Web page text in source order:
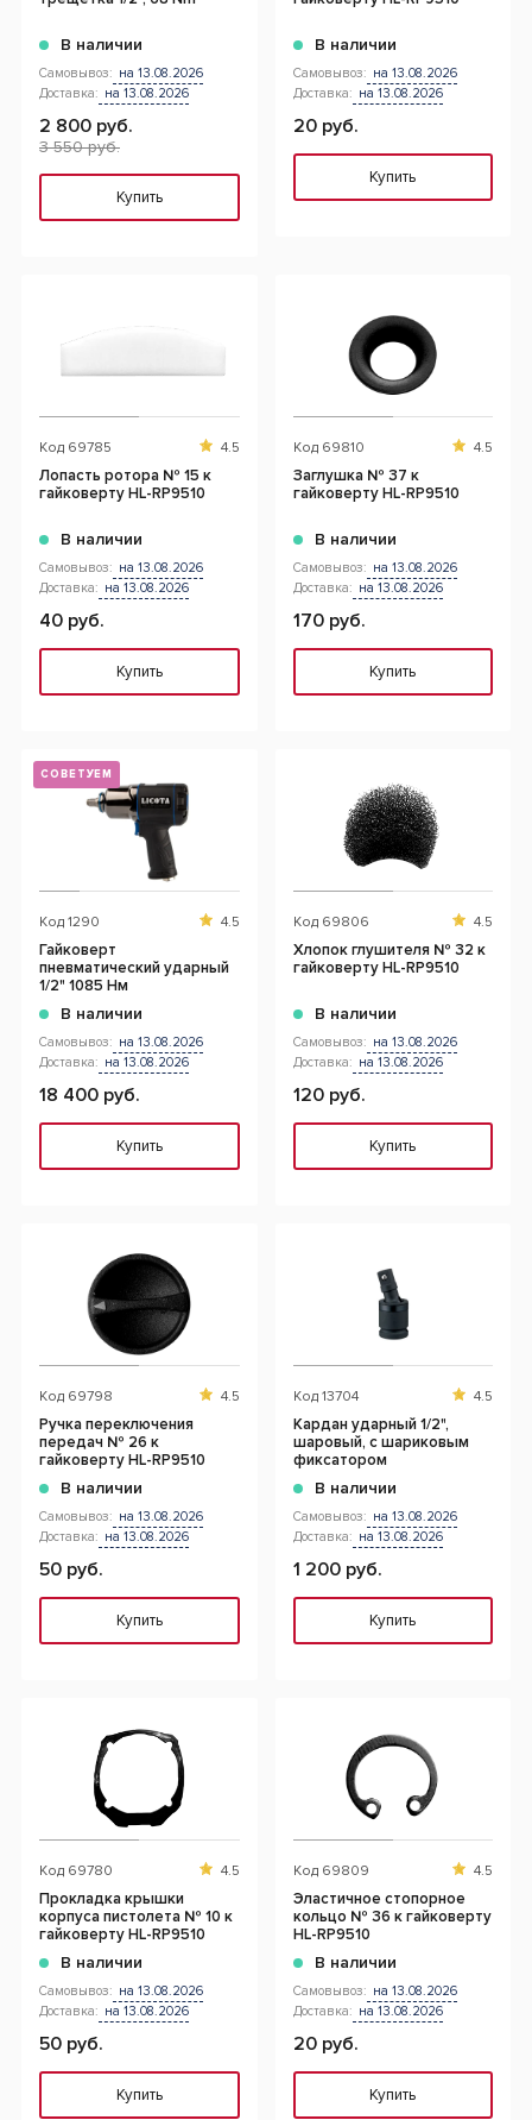
В наличии
Самовывоз: на 13.08.2026
Доставка: на 13.08.2026
2 800 руб.
3 550 руб.
Купить
В наличии
Самовывоз: на 13.08.2026
Доставка: на 13.08.2026
20 руб.
Купить
Код 69785 4.5
Лопасть ротора № 15 к
гайковерту HL-RP9510
В наличии
Самовывоз: на 13.08.2026
Доставка: на 13.08.2026
40 руб.
Купить
Код 69810 4.5
Заглушка № 37 к
гайковерту HL-RP9510
В наличии
Самовывоз: на 13.08.2026
Доставка: на 13.08.2026
170 руб.
Купить
СОВЕТУЕМ
Код 1290 4.5
Гайковерт
пневматический ударный
1/2" 1085 Нм
В наличии
Самовывоз: на 13.08.2026
Доставка: на 13.08.2026
18 400 руб.
Купить
Код 69806 4.5
Хлопок глушителя № 32 к
гайковерту HL-RP9510
В наличии
Самовывоз: на 13.08.2026
Доставка: на 13.08.2026
120 руб.
Купить
Код 69798 4.5
Ручка переключения
передач № 26 к
гайковерту HL-RP9510
В наличии
Самовывоз: на 13.08.2026
Доставка: на 13.08.2026
50 руб.
Купить
Код 13704 4.5
Кардан ударный 1/2",
шаровый, с шариковым
фиксатором
В наличии
Самовывоз: на 13.08.2026
Доставка: на 13.08.2026
1 200 руб.
Купить
Код 69780 4.5
Прокладка крышки
корпуса пистолета № 10 к
гайковерту HL-RP9510
В наличии
Самовывоз: на 13.08.2026
Доставка: на 13.08.2026
50 руб.
Купить
Код 69809 4.5
Эластичное стопорное
кольцо № 36 к гайковерту
HL-RP9510
В наличии
Самовывоз: на 13.08.2026
Доставка: на 13.08.2026
20 руб.
Купить